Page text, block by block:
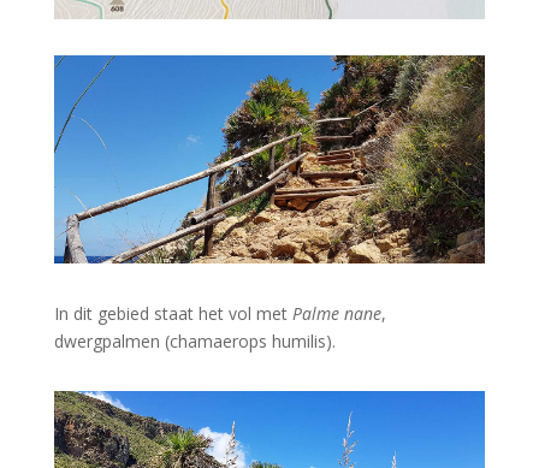
In dit gebied staat het vol met Palme nane,
dwergpalmen (chamaerops humilis).